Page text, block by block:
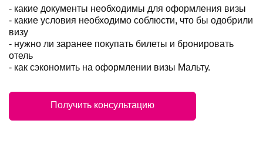
- какие документы необходимы для оформления визы
- какие условия необходимо соблюсти, что бы одобрили
визу
- нужно ли заранее покупать билеты и бронировать
отель
- как сэкономить на оформлении визы Мальту.
Получить консультацию